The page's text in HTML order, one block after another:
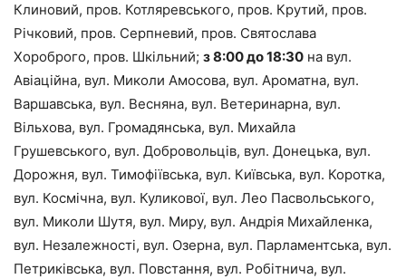
Клиновий, пров. Котляревського, пров. Крутий, пров.
Річковий, пров. Серпневий, пров. Святослава
Хороброго, пров. Шкільний; з 8:00 до 18:30 на вул.
Авіаційна, вул. Миколи Амосова, вул. Ароматна, вул.
Варшавська, вул. Весняна, вул. Ветеринарна, вул.
Вільхова, вул. Громадянська, вул. Михайла
Грушевського, вул. Добровольців, вул. Донецька, вул.
Дорожня, вул. Тимофіївська, вул. Київська, вул. Коротка,
вул. Космічна, вул. Куликової, вул. Лео Пасвольського,
вул. Миколи Шутя, вул. Миру, вул. Андрія Михайленка,
вул. Незалежності, вул. Озерна, вул. Парламентська, вул.
Петриківська, вул. Повстання, вул. Робітнича, вул.